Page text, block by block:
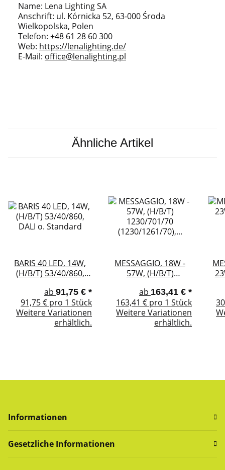
Name: Lena Lighting SA
Anschrift: ul. Kórnicka 52, 63-000 Środa
Wielkopolska, Polen
Telefon: +48 61 28 60 300
Web: https://lenalighting.de/
E-Mail: office@lenalighting.pl
Ähnliche Artikel
BARIS 40 LED, 14W,
(H/B/T) 53/40/860,
ab 91,75 € *
91,75 € pro 1 Stück
Weitere Variationen
erhältlich.
MESSAGGIO, 18W -
57W, (H/B/T)
(1230/1261/70), DALI,
Standard o. Multi-LED
ab 163,41 € *
163,41 € pro 1 Stück
Weitere Variationen
erhältlich.
Informationen
Gesetzliche Informationen